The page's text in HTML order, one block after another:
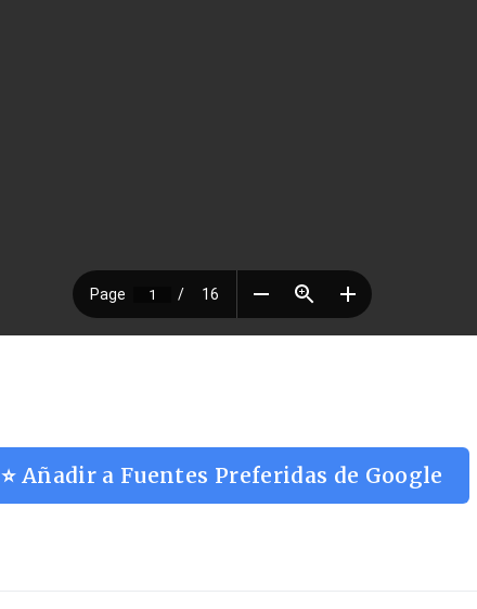
⭐ Añadir a Fuentes Preferidas de Google